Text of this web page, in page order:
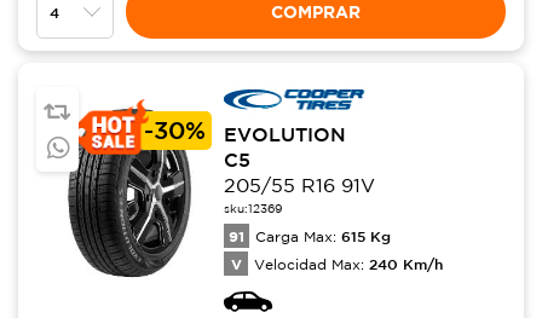
COMPRAR
-30%
EVOLUTION
C5
205/55 R16 91V
sku:12369
91 Carga Max: 615 Kg
V Velocidad Max: 240 Km/h